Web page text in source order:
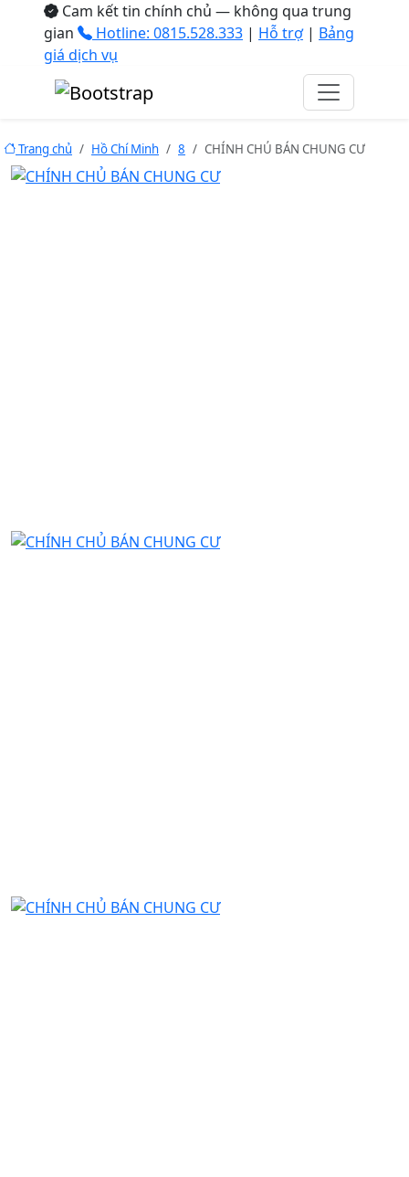
Cam kết tin chính chủ — không qua trung
gian
Hotline: 0815.528.333 | Hỗ trợ | Bảng
giá dịch vụ
Trang chủ Hồ Chí Minh 8 CHÍNH CHỦ BÁN CHUNG CƯ